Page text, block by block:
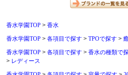
香水学園TOP
香水
香水学園TOP
各項目で探す TPOで探す
香水学園TOP
各項目で探す 香水の種類で
レディース